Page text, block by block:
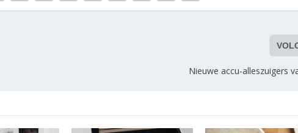
Nieuwe accu-alleszuigers